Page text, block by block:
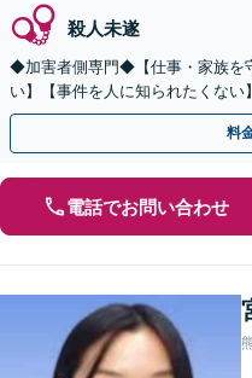
殺人未遂
◆加害者側専門◆【仕事・家族を
い】【事件を人に知られたくない
料
電話でお問い合わせ